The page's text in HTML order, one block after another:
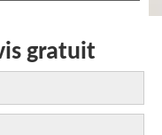
gratuit